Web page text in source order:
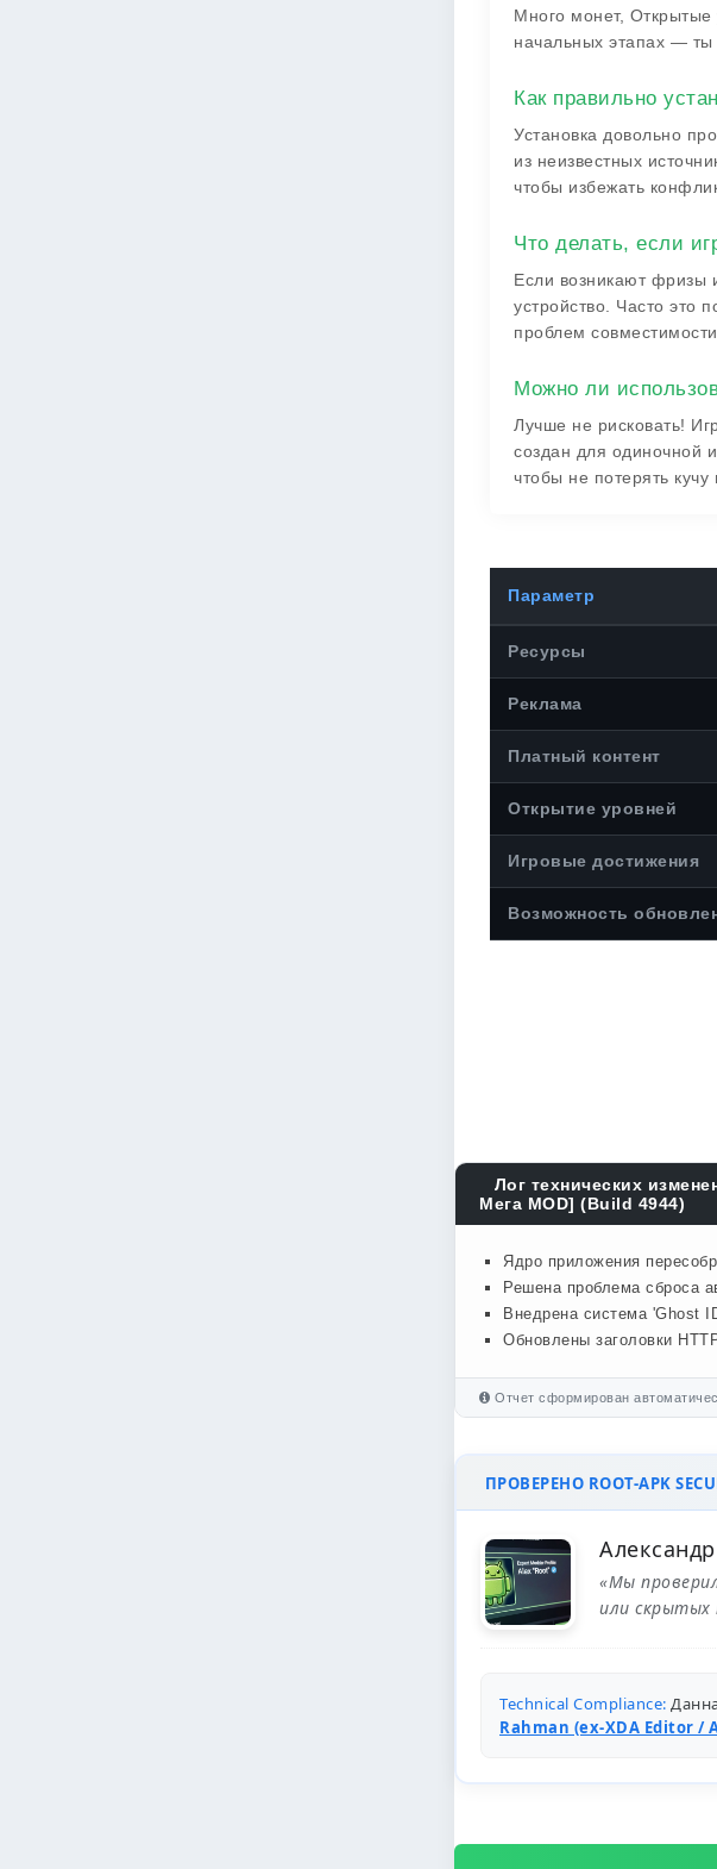
Много монет, Открытые
начальных этапах — ты
Как правильно
Установка довольно
из неизвестных
чтобы избежать
Что делать, если
Если возникают фризы
устройство. Часто это
проблем совместимости.
Можно ли
Лучше не рисковать!
создан для одиночной
чтобы не потерять кучу
Параметр
Ресурсы
Реклама
Платный контент
Открытие уровней
Игровые достижения
Возможность
Лог технических
Мега MOD] (Build 4944)
Ядро приложения
Решена проблема сброса
Внедрена система 'Ghost
Обновлены заголовки
Отчет сформирован
ПРОВЕРЕНО ROOT-APK
«Мы
или скрытых
Technical Compliance:
Rahman (ex-XDA Editor /